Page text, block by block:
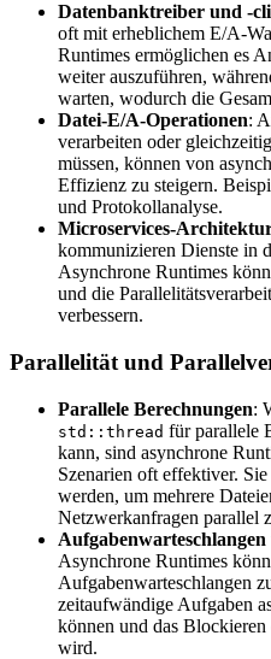
Datenbanktreiber und -
oft mit erheblichem E/A-
Runtimes ermöglichen es
weiter auszuführen,
warten, wodurch die
Datei-E/A-Operationen:
verarbeiten oder
müssen, können von
Effizienz zu steigern.
und Protokollanalyse.
Microservices-
kommunizieren Dienste in
Asynchrone Runtimes
und die
verbessern.
Parallelität und
Parallele Berechnungen:
std::thread für parallele
kann, sind asynchrone
Szenarien oft effektiver.
werden, um mehrere
Netzwerkanfragen parallel
Asynchrone Runtimes
Aufgabenwarteschlangen
zeitaufwändige Aufgaben
können und das Blockieren
wird.